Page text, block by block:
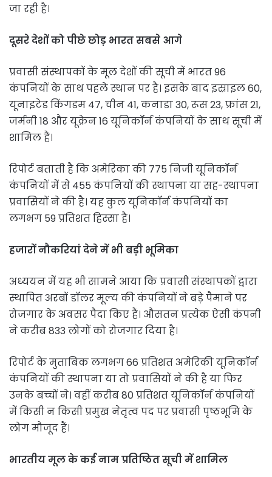
जा रही है।
दूसरे देशों को पीछे छोड़ भारत सबसे आगे
प्रवासी संस्थापकों के मूल देशों की सूची में भारत 96
कंपनियों के साथ पहले स्थान पर है। इसके बाद इस्राइल 60,
यूनाइटेड किंगडम 47, चीन 41, कनाडा 30, रूस 23, फ्रांस 21,
जर्मनी 18 और यूक्रेन 16 यूनिकॉर्न कंपनियों के साथ सूची में
शामिल हैं।
रिपोर्ट बताती है कि अमेरिका की 775 निजी यूनिकॉर्न
कंपनियों में से 455 कंपनियों की स्थापना या सह-स्थापना
प्रवासियों ने की है। यह कुल यूनिकॉर्न कंपनियों का
लगभग 59 प्रतिशत हिस्सा है।
हजारों नौकरियां देने में भी बड़ी भूमिका
अध्ययन में यह भी सामने आया कि प्रवासी संस्थापकों द्वारा
स्थापित अरबों डॉलर मूल्य की कंपनियों ने बड़े पैमाने पर
रोजगार के अवसर पैदा किए हैं। औसतन प्रत्येक ऐसी कंपनी
ने करीब 833 लोगों को रोजगार दिया है।
रिपोर्ट के मुताबिक लगभग 66 प्रतिशत अमेरिकी यूनिकॉर्न
कंपनियों की स्थापना या तो प्रवासियों ने की है या फिर
उनके बच्चों ने। वहीं करीब 80 प्रतिशत यूनिकॉर्न कंपनियों
में किसी न किसी प्रमुख नेतृत्व पद पर प्रवासी पृष्ठभूमि के
लोग मौजूद हैं।
भारतीय मूल के कई नाम प्रतिष्ठित सूची में शामिल